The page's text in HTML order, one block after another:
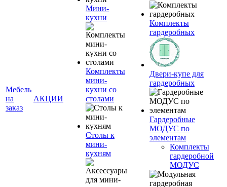
Мебель
на
заказ
АКЦИИ
Мини-
кухни
Комплекты
мини-
кухни со
столами
Столы к
мини-
кухням
Комплекты
гардеробных
Двери-купе для
гардеробных
Гардеробные
МОДУС по
элементам
Комплекты
гардеробной
МОДУС